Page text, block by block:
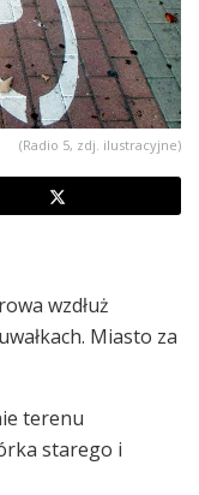
(Radio 5, zdj. ilustracyjne)
wzdłuż
Miasto za
terenu
starego i